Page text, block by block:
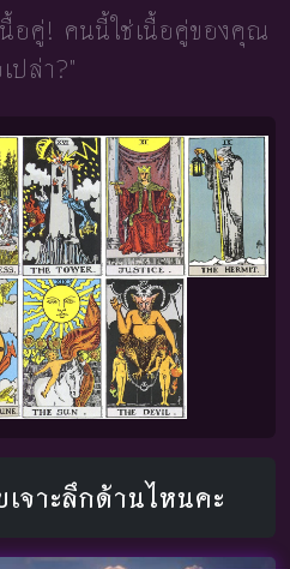
นื้อคู่! คนนี้ใช่เนื้อคู่ของคุณ
ปล่า?"
จาะลึกด้านไหนคะ